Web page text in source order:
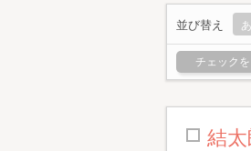
並び替え
チェック
結